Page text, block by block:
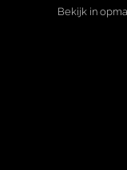
Bekijk in